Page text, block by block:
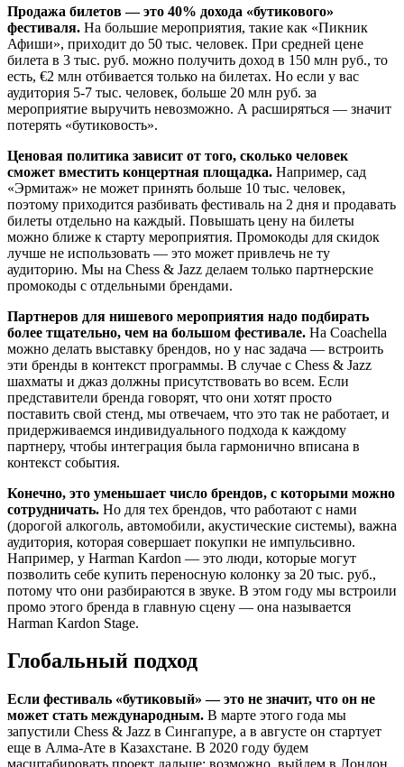
Продажа билетов — это 40% дохода «бутикового»
фестиваля. На большие мероприятия, такие как «Пикник
Афиши», приходит до 50 тыс. человек. При средней цене
билета в 3 тыс. руб. можно получить доход в 150 млн руб., то
есть, €2 млн отбивается только на билетах. Но если у вас
аудитория 5-7 тыс. человек, больше 20 млн руб. за
мероприятие выручить невозможно. А расширяться — значит
потерять «бутиковость».
Ценовая политика зависит от того, сколько человек
сможет вместить концертная площадка. Например, сад
«Эрмитаж» не может принять больше 10 тыс. человек,
поэтому приходится разбивать фестиваль на 2 дня и продавать
билеты отдельно на каждый. Повышать цену на билеты
можно ближе к старту мероприятия. Промокоды для скидок
лучше не использовать — это может привлечь не ту
аудиторию. Мы на Chess & Jazz делаем только партнерские
промокоды с отдельными брендами.
Партнеров для нишевого мероприятия надо подбирать
более тщательно, чем на большом фестивале. На Coachella
можно делать выставку брендов, но у нас задача — встроить
эти бренды в контекст программы. В случае с Chess & Jazz
шахматы и джаз должны присутствовать во всем. Если
представители бренда говорят, что они хотят просто
поставить свой стенд, мы отвечаем, что это так не работает, и
придерживаемся индивидуального подхода к каждому
партнеру, чтобы интеграция была гармонично вписана в
контекст события.
Конечно, это уменьшает число брендов, с которыми можно
сотрудничать. Но для тех брендов, что работают с нами
(дорогой алкоголь, автомобили, акустические системы), важна
аудитория, которая совершает покупки не импульсивно.
Например, у Harman Kardon — это люди, которые могут
позволить себе купить переносную колонку за 20 тыс. руб.,
потому что они разбираются в звуке. В этом году мы встроили
промо этого бренда в главную сцену — она называется
Harman Kardon Stage.
Глобальный подход
Если фестиваль «бутиковый» — это не значит, что он не
может стать международным. В марте этого года мы
запустили Chess & Jazz в Сингапуре, а в августе он стартует
еще в Алма-Ате в Казахстане. В 2020 году будем